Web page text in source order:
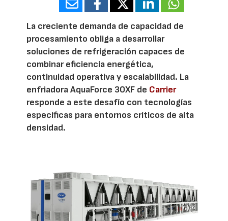
La creciente demanda de capacidad de
procesamiento obliga a desarrollar
soluciones de refrigeración capaces de
combinar eficiencia energética,
continuidad operativa y escalabilidad. La
enfriadora AquaForce 30XF de Carrier
responde a este desafío con tecnologías
específicas para entornos críticos de alta
densidad.